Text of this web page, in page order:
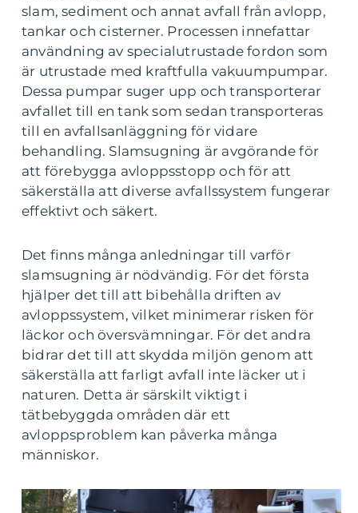
slam, sediment och annat avfall från avlopp,
tankar och cisterner. Processen innefattar
användning av specialutrustade fordon som
är utrustade med kraftfulla vakuumpumpar.
Dessa pumpar suger upp och transporterar
avfallet till en tank som sedan transporteras
till en avfallsanläggning för vidare
behandling. Slamsugning är avgörande för
att förebygga avloppsstopp och för att
säkerställa att diverse avfallssystem fungerar
effektivt och säkert.
Det finns många anledningar till varför
slamsugning är nödvändig. För det första
hjälper det till att bibehålla driften av
avloppssystem, vilket minimerar risken för
läckor och översvämningar. För det andra
bidrar det till att skydda miljön genom att
säkerställa att farligt avfall inte läcker ut i
naturen. Detta är särskilt viktigt i
tätbebyggda områden där ett
avloppsproblem kan påverka många
människor.